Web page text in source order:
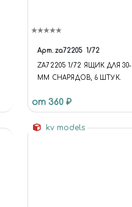
Арт. za72205 1/72
ZA72205 1/72 ЯЩИК ДЛЯ 30-
ММ СНАРЯДОВ, 6 ШТУК.
от 360 ₽
kv models